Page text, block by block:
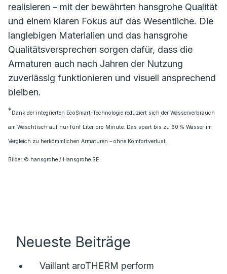
realisieren – mit der bewährten hansgrohe Qualität
und einem klaren Fokus auf das Wesentliche. Die
langlebigen Materialien und das hansgrohe
Qualitätsversprechen sorgen dafür, dass die
Armaturen auch nach Jahren der Nutzung
zuverlässig funktionieren und visuell ansprechend
bleiben.
*Dank der integrierten EcoSmart-Technologie reduziert sich der Wasserverbrauch
am Waschtisch auf nur fünf Liter pro Minute. Das spart bis zu 60 % Wasser im
Vergleich zu herkömmlichen Armaturen – ohne Komfortverlust.
Bilder © hansgrohe / Hansgrohe SE
Neueste Beiträge
Vaillant aroTHERM perform